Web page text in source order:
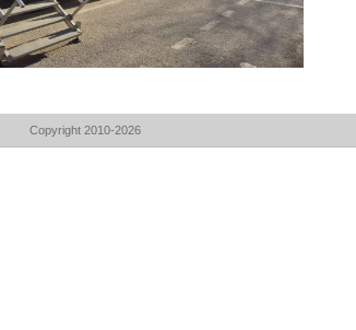
Copyright 2010-2026